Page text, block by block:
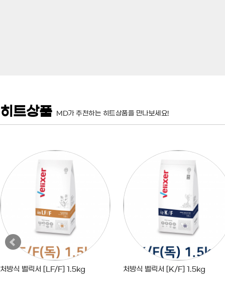
히트상품 MD가 추천하는 히트상품을 만나보세요!
처방식 벨릭서 [LF/F] 1.5kg 처방식 벨릭서 [K/F] 1.5kg